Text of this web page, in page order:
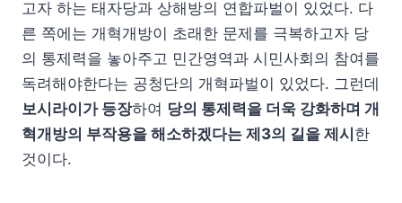
고자 하는 태자당과 상해방의 연합파벌이 있었다. 다
른 쪽에는 개혁개방이 초래한 문제를 극복하고자 당
의 통제력을 놓아주고 민간영역과 시민사회의 참여를
독려해야한다는 공청단의 개혁파벌이 있었다. 그런데
보시라이가 등장하여 당의 통제력을 더욱 강화하며 개
혁개방의 부작용을 해소하겠다는 제3의 길을 제시 한
것이다.